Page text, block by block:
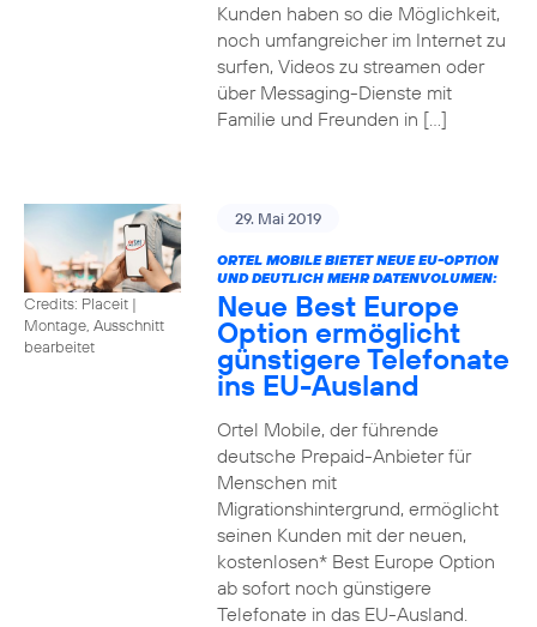
Kunden haben so die Möglichkeit,
noch umfangreicher im Internet zu
surfen, Videos zu streamen oder
über Messaging-Dienste mit
Familie und Freunden in […]
Credits: Placeit |
Montage, Ausschnitt
bearbeitet
29. Mai 2019
ORTEL MOBILE BIETET NEUE EU-OPTION
UND DEUTLICH MEHR DATENVOLUMEN:
Neue Best Europe
Option ermöglicht
günstigere Telefonate
ins EU-Ausland
Ortel Mobile, der führende
deutsche Prepaid-Anbieter für
Menschen mit
Migrationshintergrund, ermöglicht
seinen Kunden mit der neuen,
kostenlosen* Best Europe Option
ab sofort noch günstigere
Telefonate in das EU-Ausland.